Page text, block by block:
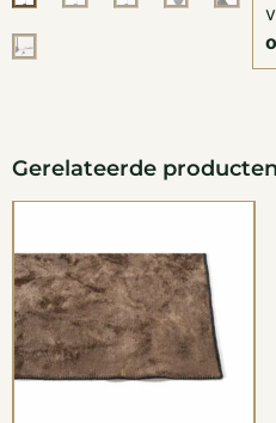
Gerelateerde producten